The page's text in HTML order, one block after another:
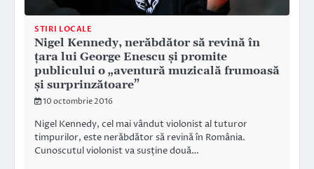
STIRI LOCALE
Nigel Kennedy, nerăbdător să revină în
țara lui George Enescu și promite
publicului o „aventură muzicală frumoasă
și surprinzătoare”
10 octombrie 2016
Nigel Kennedy, cel mai vândut violonist al tuturor
timpurilor, este nerăbdător să revină în România.
Cunoscutul violonist va susține două…